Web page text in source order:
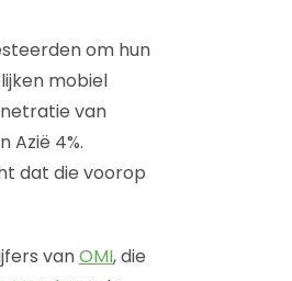
om hun
mobiel
van
Azië 4%.
dat die voorop
vanOMI, die